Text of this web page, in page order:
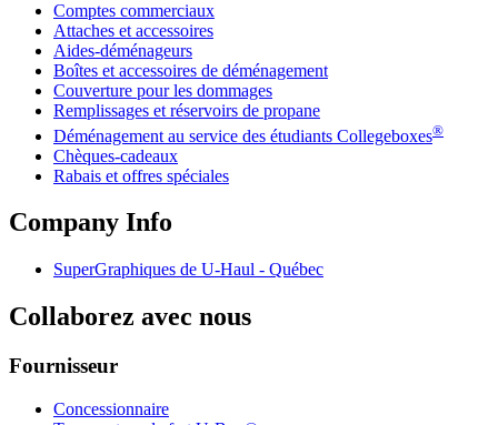
Comptes commerciaux
Attaches et accessoires
Aides-déménageurs
Boîtes et accessoires de déménagement
Couverture pour les dommages
Remplissages et réservoirs de propane
Déménagement au service des étudiants Collegeboxes®
Chèques-cadeaux
Rabais et offres spéciales
Company Info
SuperGraphiques de U-Haul - Québec
Collaborez avec nous
Fournisseur
Concessionnaire